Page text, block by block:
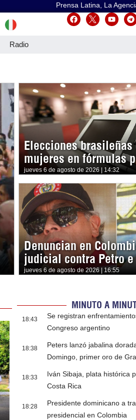
Prensa Latina, La
Radio
Elecciones brasileñas
mujeres en fórmulas
jueves 6 de agosto de 2026 | 14:32
Denuncian en
judicial contra Petro e
jueves 6 de agosto de 2026 | 16:55
MINUTO A
18:43
Se registran
Congreso argentino
18:38
Peters lanzó jabalina
Domingo, primer oro de
18:33
Iván Sibaja, plata histórica
Costa Rica
18:28
Presidente dominicano a
presidencial en Colombia